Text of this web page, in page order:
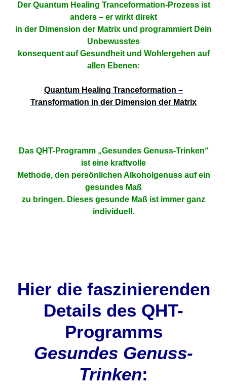
Der Quantum Healing Tranceformation-Prozess ist
anders – er wirkt direkt
in der Dimension der Matrix und programmiert Dein
Unbewusstes
konsequent auf Gesundheit und Wohlergehen auf
allen Ebenen:
Quantum Healing Tranceformation –
Transformation in der Dimension der Matrix
Das QHT-Programm „Gesundes Genuss-Trinken“
ist eine kraftvolle
Methode, den persönlichen Alkoholgenuss auf ein
gesundes Maß
zu bringen. Dieses gesunde Maß ist immer ganz
individuell.
Hier die faszinierenden
Details des QHT-
Programms
Gesundes Genuss-
Trinken: